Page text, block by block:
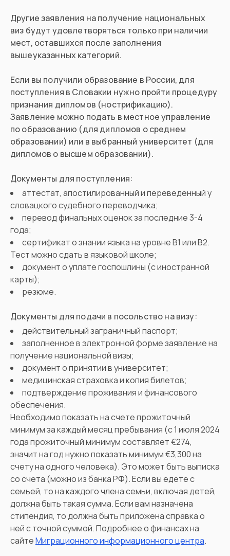
Другие заявления на получение национальных
виз будут удовлетворяться только при наличии
мест, оставшихся после заполнения
вышеуказанных категорий.
Если вы получили образование в России, для
поступления в Словакии нужно пройти процедуру
признания дипломов (нострификацию).
Заявление можно подать в местное управление
по образованию (для дипломов о среднем
образовании) или в выбранный университет (для
дипломов о высшем образовании).
Документы для поступления:
аттестат, апостилированный и переведенный у
словацкого судебного переводчика;
перевод финальных оценок за последние 3-4
года;
сертификат о знании языка на уровне B1 или B2.
Тест можно сдать в языковой школе;
документ о уплате госпошлины (с иностранной
карты);
резюме.
Документы для подачи в посольство на визу:
действительный заграничный паспорт;
заполненное в электронной форме заявление на
получение национальной визы;
документ о принятии в университет;
медицинская страховка и копия билетов;
подтверждение проживания и финансового
обеспечения.
Необходимо показать на счете прожиточный
минимум за каждый месяц пребывания (с 1 июля 2024
года прожиточный минимум составляет €274,
значит на год нужно показать минимум €3,300 на
счету на одного человека). Это может быть выписка
со счета (можно из банка РФ). Если вы едете с
семьей, то на каждого члена семьи, включая детей,
должна быть такая сумма. Если вам назначена
стипендия, то должна быть приложена справка о
ней с точной суммой. Подробнее о финансах на
сайтеМиграционного информационного центра.